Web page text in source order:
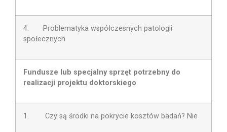
4. Problematyka współczesnych patologii
społecznych
Fundusze lub specjalny sprzęt potrzebny do
realizacji projektu doktorskiego
1. Czy są środki na pokrycie kosztów badań? Nie